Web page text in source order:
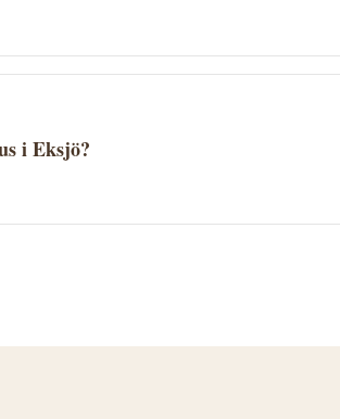
typ av timmerhus du vill bygga.
i Eksjö?